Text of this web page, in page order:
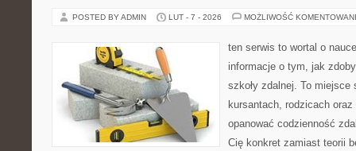
POSTED BY ADMIN LUT - 7 - 2026 MOŻLIWOŚĆ
ten serwis to wortal o
informacje o tym, jak
szkoły zdalnej. To
kursantach, rodzicach
opanować codzienność
Cię konkret zamiast teorii